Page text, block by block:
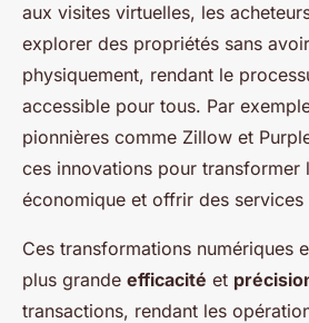
aux visites virtuelles, les
explorer des propriétés sans
physiquement, rendant le
accessible pour tous. Par
pionnières comme Zillow et
ces innovations pour transformer
économique et offrir des
Ces transformations numériques
plus grande efficacité et
transactions, rendant les